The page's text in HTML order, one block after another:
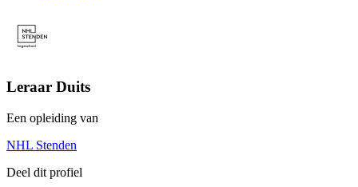
Leraar Duits
Een opleiding van
NHL Stenden
Deel dit profiel